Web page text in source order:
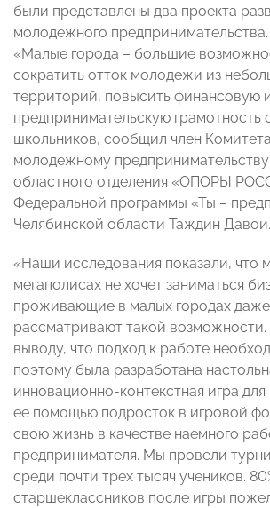
были представлены два проекта
молодежного
«Малые города – большие
сократить отток молодежи из
территорий, повысить финансовую
предпринимательскую грамотность
школьников, сообщил член
молодежному предпринимательству
областного отделения «ОПОРЫ
Федеральной программы «Ты –
Челябинской области Таждин Давои.
«Наши исследования показали, что
мегаполисах не хочет заниматься
проживающие в малых городах
рассматривают такой
выводу, что подход к работе
поэтому была разработана
инновационно-контекстная игра
ее помощью подросток в игровой
свою жизнь в качестве наемного
предпринимателя. Мы провели
среди почти трех тысяч учеников.
старшеклассников после игры